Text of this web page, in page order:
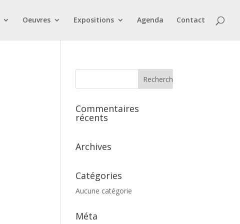
Oeuvres Expositions Agenda Contact
Commentaires
récents
Archives
Catégories
Aucune catégorie
Méta